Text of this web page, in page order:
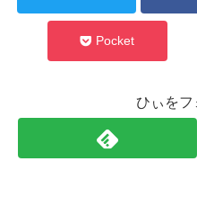
Pocket
ひぃをフ